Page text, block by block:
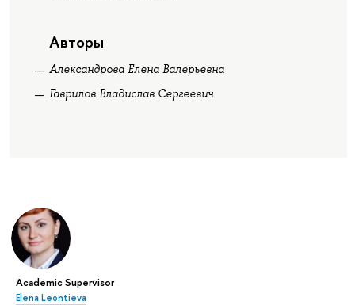
Academic Supervisor
Elena Leontieva
Авторы
Александрова Елена Валерьевна
Гаврилов Владислав Сергеевич